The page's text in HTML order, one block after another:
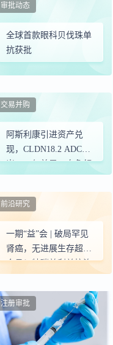
重要临床意义的总生存
期改善
全球首款眼科贝伐珠单
抗获批
审批动态
阿斯利康引进资产兑
现，CLDN18.2 ADC上
岸；22亿美元，自免领
交易并购
一期“益”会 | 破局罕见
肾癌，无进展生存超24
个月！特瑞普利单抗治
现完全缓解
前沿研究
注册审批